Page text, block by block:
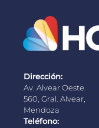
Dirección:
Av. Alvear Oeste
560, Gral. Alvear,
Mendoza
Teléfono: